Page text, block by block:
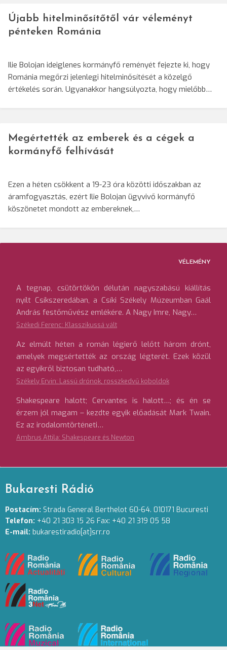
Újabb hitelminősítőtől vár véleményt
pénteken Románia
Ilie Bolojan ideiglenes kormányfő reményét fejezte ki, hogy
Románia megőrzi jelenlegi hitelminősítését a közelgő
értékelés során. Ugyanakkor hangsúlyozta, hogy mielőbb…
Megértették az emberek és a cégek a
kormányfő felhívását
Ezen a héten csökkent a 19-23 óra közötti időszakban az
áramfogyasztás, ezért Ilie Bolojan ügyvivő kormányfő
köszönetet mondott az embereknek,…
VÉLEMÉNY
A tegnap, csütörtökön délután nagyszabású kiállítás
nyílt Csíkszeredában, a Csíki Székely Múzeumban Gaál
András festőművész emlékére. A Nagy Imre, Nagy…
Székedi Ferenc: Klasszikussá vált
Az elmúlt héten a román légierő lelőtt három drónt,
amelyek megsértették az ország légterét. Ezek közül
az egyikről biztosan tudható,…
Székely Ervin: Lassú drónok, rosszkedvű koboldok
Shakespeare halott; Cervantes is halott…; és én se
érzem jól magam – kezdte egyik előadását Mark Twain.
Ez az irodalomtörténeti…
Ambrus Attila: Shakespeare és Newton
Bukaresti Rádió
Postacím: Strada General Berthelot 60-64. 010171 Bucuresti
Telefon: +40 21 303 15 26 Fax: +40 21 319 05 58
E-mail: bukarestiradio[at]srr.ro